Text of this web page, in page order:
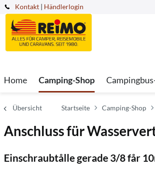
Kontakt | Händlerlogin
Home Camping-Shop
Übersicht Startseite Camping-Shop
Anschluss für
Einschraubtålle gerade 3/8 får